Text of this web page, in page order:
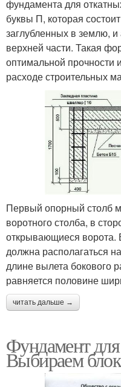
фундамента для
буквы П, которая
заглубленных в землю,
верхней части. Такая
оптимальной
расходе строительных
Первый опорный столб
воротного столба, в
открывающиеся ворота.
должна располагаться
длине вылета бокового
равняется половине
читать дальше →
Фундамент
Выбираем